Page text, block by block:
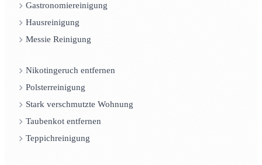
Gastronomiereinigung
Hausreinigung
Messie Reinigung
Nikotingeruch entfernen
Polsterreinigung
Stark verschmutzte Wohnung
Taubenkot entfernen
Teppichreinigung